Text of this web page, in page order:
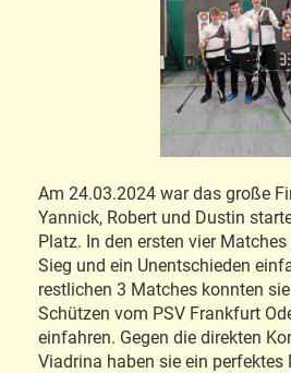
Am 24.03.2024 war das große
Yannick, Robert und Dustin
Platz. In den ersten vier
Sieg und ein Unentschieden
restlichen 3 Matches konnten
Schützen vom PSV Frankfurt
einfahren. Gegen die direkten
Viadrina haben sie ein perfektes